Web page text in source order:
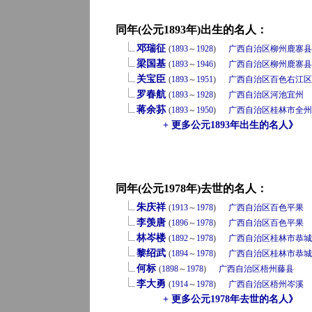
同年(公元1893年)出生的名人：
邓瑞征 (1893～ 1928) 广西自治区柳州 鹿寨县
梁国基 (1893～ 1946) 广西自治区柳州 鹿寨县
关宝臣 (1893～ 1951) 广西自治区百色右江区
罗春航 (1893～ 1928) 广西自治区河池宜州
蒋余荪 (1893～ 1950) 广西自治区桂林市全州
+ 更多公元1893年出生的名人》
同年(公元1978年)去世的名人：
朱庆祥 (1913～ 1978) 广西自治区百色平果
李羡唐 (1896～ 1978) 广西自治区百色平果
林岑楼 (1892～ 1978) 广西自治区桂林市恭
黎绍武 (1894～ 1978) 广西自治区桂林市恭
何标 (1898～ 1978) 广西自治区梧州藤县
李大勇 (1914～ 1978) 广西自治区梧州岑溪
+ 更多公元1978年去世的名人》